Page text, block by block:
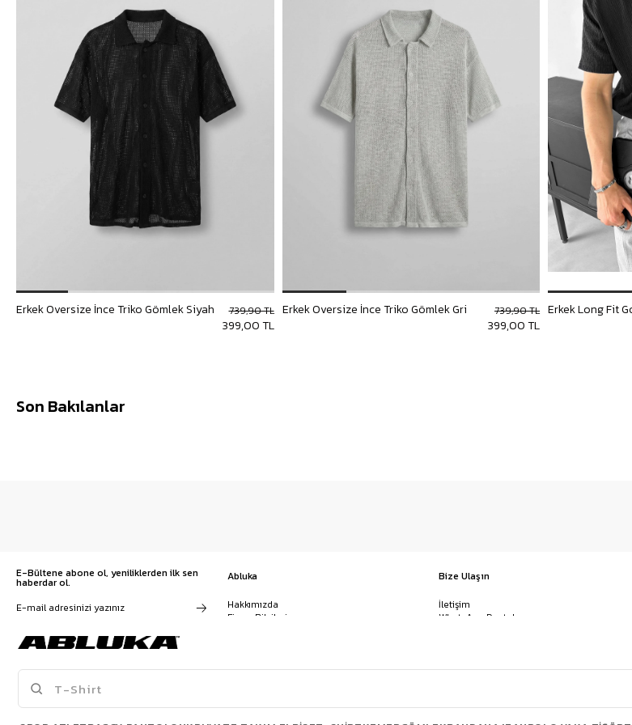
Erkek Oversize İnce Triko Gömlek Siyah
399,00 TL
739,90 TL Erkek Oversize İnce Triko Gömlek Gri
399,00 TL
739,90 TL
Son Bakılanlar
E-Bültene abone ol, yeniliklerden ilk sen
haberdar ol.
Kampanyalar, ürünler ve
değişiklikler hakkında e-mail ve
buradan ulaşabilirsin
Abluka
Hakkımızda
Firma Bilgileri
Sözleşmeler
Bize Ulaşın
İletişim
WhatsApp Destek
Havale/EFT ve Kapıda Ödeme